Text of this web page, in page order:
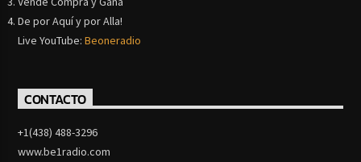
De por Aquí y por Alla!
Live YouTube:Beoneradio
CONTACTO
+1(438) 488-3296
www.be1radio.com